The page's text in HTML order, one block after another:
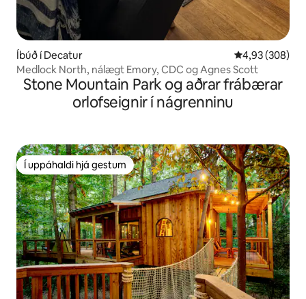
Íbúð í Decatur 4,93 af 5 í
4,93 (308)
Medlock North, nálægt Emory, CDC og Agnes Scott
Stone Mountain Park og aðrar frábærar
orlofseignir í nágrenninu
Í uppáhaldi hjá gestum
Í uppáhaldi hjá gestum